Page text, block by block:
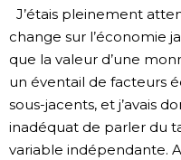
J’étais pleinement
change sur l’économie
que la valeur d’une
un éventail de facteurs
sous-jacents, et j’avais
inadéquat de parler du
variable indépendante.